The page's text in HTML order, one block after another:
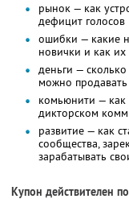
рынок — как
дефицит голосов
ошибки — какие
новички и как их
деньги —
можно продавать
комьюнити — как
дикторском
развитие — как
сообщества,
зарабатывать
Купон действителен